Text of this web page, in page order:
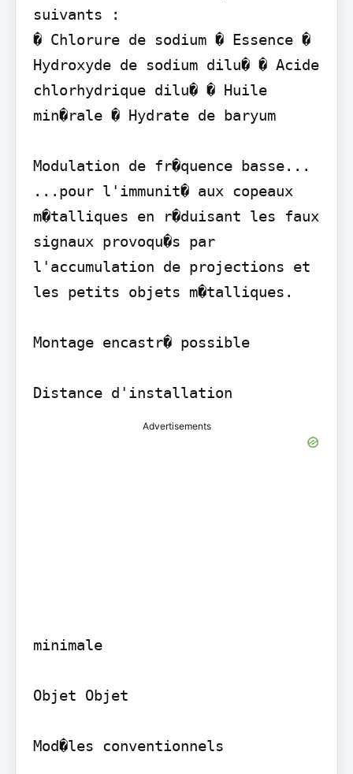
suivants :
� Chlorure de sodium � Essence �
Hydroxyde de sodium dilu� � Acide
chlorhydrique dilu� � Huile
min�rale � Hydrate de baryum
Modulation de fr�quence basse...
...pour l'immunit� aux copeaux
m�talliques en r�duisant les faux
signaux provoqu�s par
l'accumulation de projections et
les petits objets m�talliques.
Montage encastr� possible
Distance d'installation
Advertisements
minimale
Objet Objet
Mod�les conventionnels